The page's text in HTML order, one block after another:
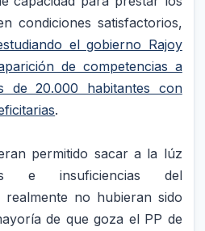
condiciones satisfactorios,
el gobierno Rajoy
de competencias a
de 20.000 habitantes con
.
permitido sacar a la lúz
e insuficiencias del
realmente no hubieran sido
de que goza el PP de